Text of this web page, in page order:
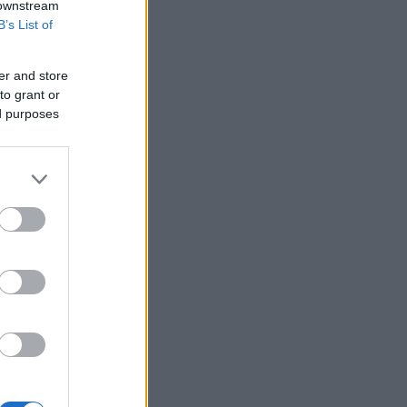
List of
and store
grant or
purposes